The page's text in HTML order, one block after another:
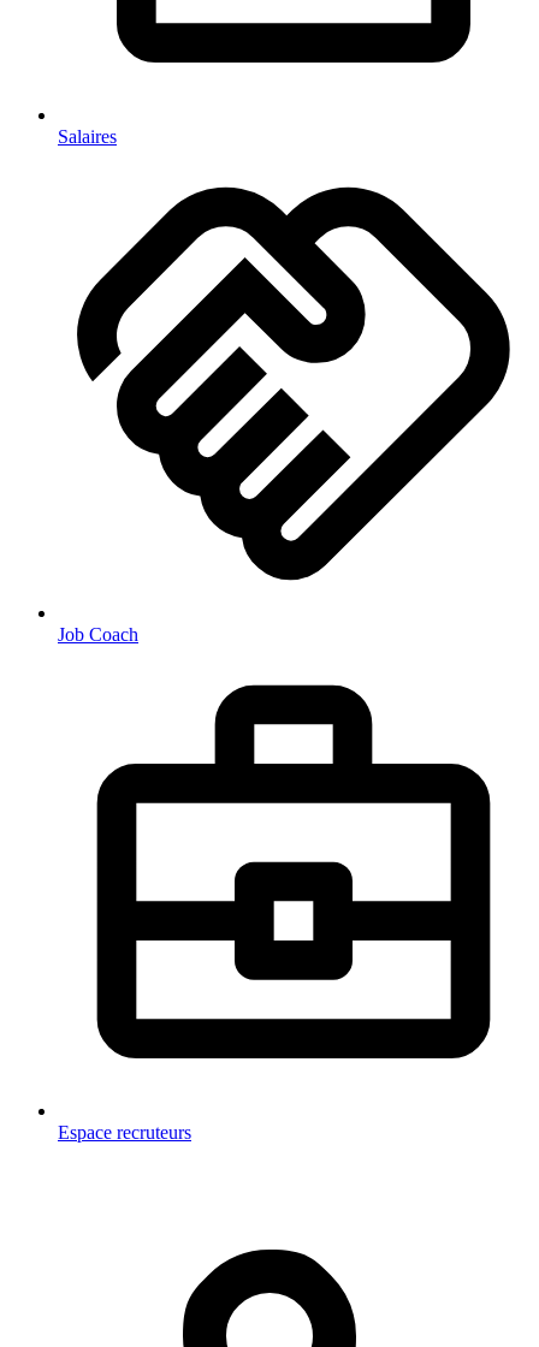
Salaires
Job Coach
Espace recruteurs